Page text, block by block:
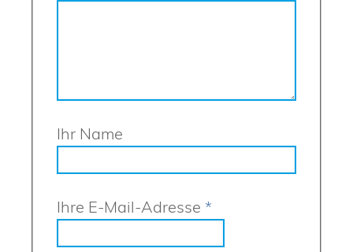
Ihr Name
Ihre E-Mail-Adresse *